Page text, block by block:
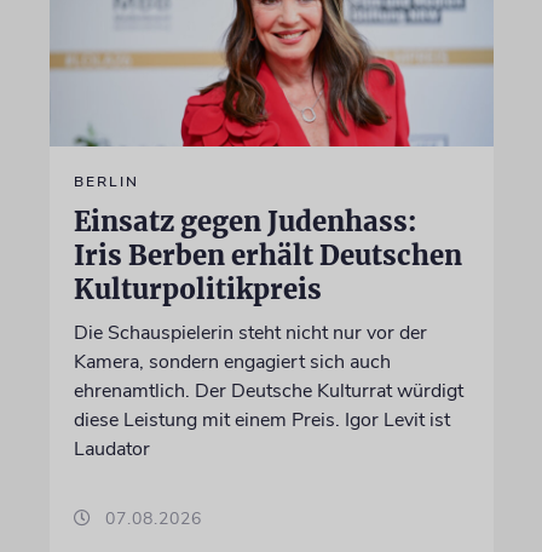
BERLIN
Einsatz gegen Judenhass:
Iris Berben erhält Deutschen
Kulturpolitikpreis
Die Schauspielerin steht nicht nur vor der
Kamera, sondern engagiert sich auch
ehrenamtlich. Der Deutsche Kulturrat würdigt
diese Leistung mit einem Preis. Igor Levit ist
Laudator
07.08.2026